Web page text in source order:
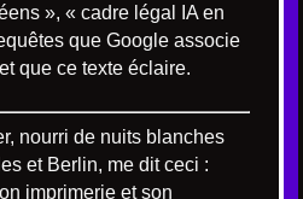
», « cadre légal IA en
que Google associe
que ce texte éclaire.
nourri de nuits blanches
et Berlin, me dit ceci :
imprimerie et son